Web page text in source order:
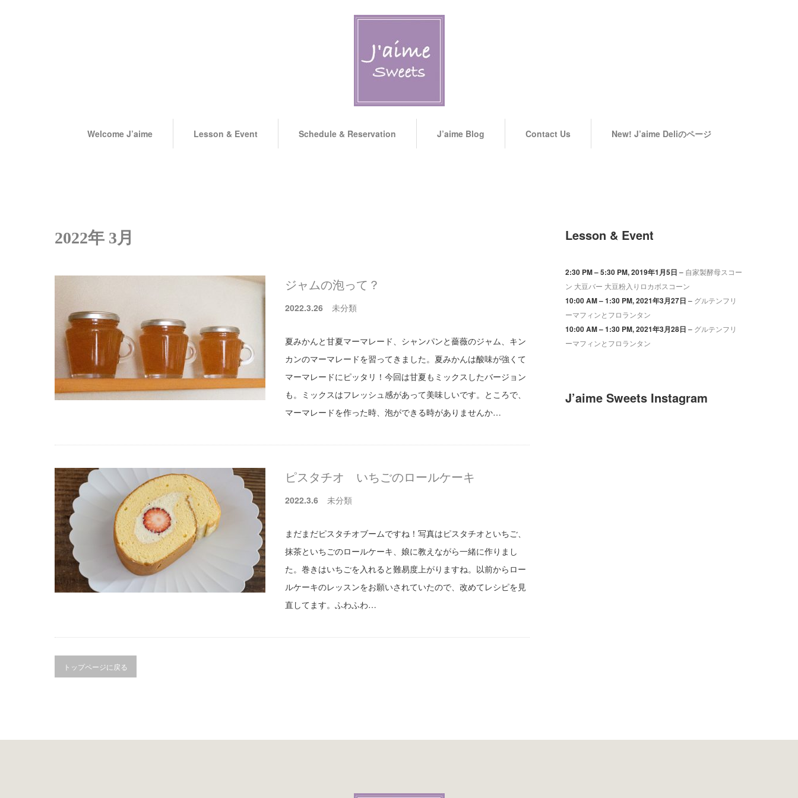
Welcome J’aime Lesson & Event Schedule & Reservation J’aime Blog Contact Us New! J’aime Deliのページ
2022年 3月
ジャムの泡って？
2022.3.26 未分類
夏みかんと甘夏マーマレード、シャンパンと薔薇のジャム、キン
カンのマーマレードを習ってきました。夏みかんは酸味が強くて
マーマレードにピッタリ！今回は甘夏もミックスしたバージョン
も。ミックスはフレッシュ感があって美味しいです。ところで、
マーマレードを作った時、泡ができる時がありませんか…
ピスタチオ いちごのロールケーキ
2022.3.6 未分類
まだまだピスタチオブームですね！写真はピスタチオといちご、
抹茶といちごのロールケーキ、娘に教えながら一緒に作りまし
た。巻きはいちごを入れると難易度上がりますね。以前からロー
ルケーキのレッスンをお願いされていたので、改めてレシピを見
直してます。ふわふわ…
トップページに戻る
Lesson & Event
2:30 PM–5:30 PM, 2019年1月5日 – 自家製酵母スコー
ン 大豆バー 大豆粉入りロカボスコーン
10:00 AM–1:30 PM, 2021年3月27日 – グルテンフリ
ーマフィンとフロランタン
10:00 AM–1:30 PM, 2021年3月28日 – グルテンフリ
ーマフィンとフロランタン
J’aime Sweets Instagram